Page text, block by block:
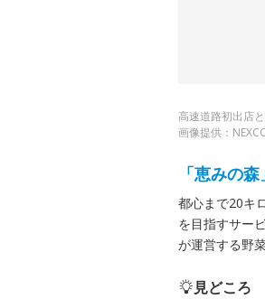
高速道路初出店
画像提供：
「恵みの
都心まで20キ
を目指すサー
が運営する野
見どころ